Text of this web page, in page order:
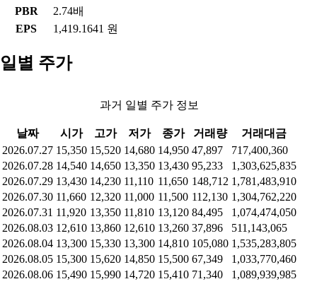
PBR
2.74배
EPS
1,419.1641 원
일별 주가
과거 일별 주가 정보
날짜 시가 고가 저가 종가 거래량
거래대금
2026.07.27 15,350 15,520 14,680 14,950 47,897
717,400,360
2026.07.28 14,540 14,650 13,350 13,430 95,233
1,303,625,835
2026.07.29 13,430 14,230 11,110 11,650 148,712 1,781,483,910
2026.07.30 11,660 12,320 11,000 11,500 112,130 1,304,762,220
2026.07.31 11,920 13,350 11,810 13,120 84,495
1,074,474,050
2026.08.03 12,610 13,860 12,610 13,260 37,896
511,143,065
2026.08.04 13,300 15,330 13,300 14,810 105,080 1,535,283,805
2026.08.05 15,300 15,620 14,850 15,500 67,349
1,033,770,460
2026.08.06 15,490 15,990 14,720 15,410 71,340 1,089,939,985